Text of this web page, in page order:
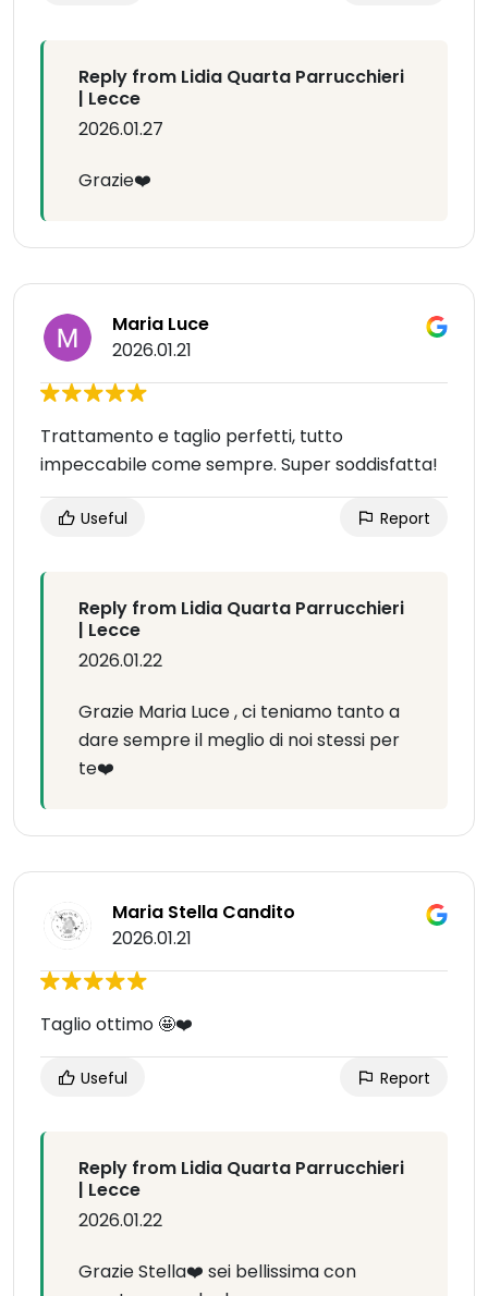
Reply from Lidia Quarta Parrucchieri
| Lecce
2026.01.27
Grazie❤️
Maria Luce
2026.01.21
Trattamento e taglio perfetti, tutto
impeccabile come sempre. Super soddisfatta!
Useful Report
Reply from Lidia Quarta Parrucchieri
| Lecce
2026.01.22
Grazie Maria Luce , ci teniamo tanto a
dare sempre il meglio di noi stessi per
te❤️
Maria Stella Candito
2026.01.21
Taglio ottimo 🤩❤️
Useful Report
Reply from Lidia Quarta Parrucchieri
| Lecce
2026.01.22
Grazie Stella❤️ sei bellissima con